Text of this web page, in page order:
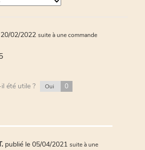
5/5
vous a-t-il été utile ?
fils adore
02/2022 suite à une commande
été utile ?
Oui 0
publié le 05/04/2021 suite à une